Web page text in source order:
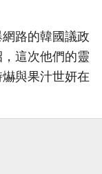
路的韓國議政
這次他們的靈
與果汁世妍在